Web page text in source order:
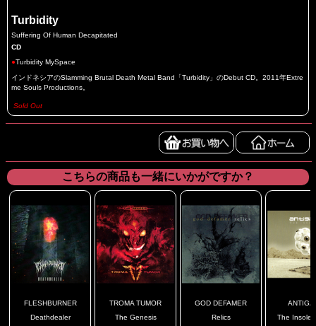
Turbidity
Suffering Of Human Decapitated
CD
●Turbidity MySpace
インドネシアのSlamming Brutal Death Metal Band「Turbidity」のDebut CD。2011年Extre
me Souls Productions。
Sold Out
こちらの商品も一緒にいかがですか？
FLESHBURNER
Deathdealer
TROMA TUMOR
The Genesis
GOD DEFAMER
Relics
The